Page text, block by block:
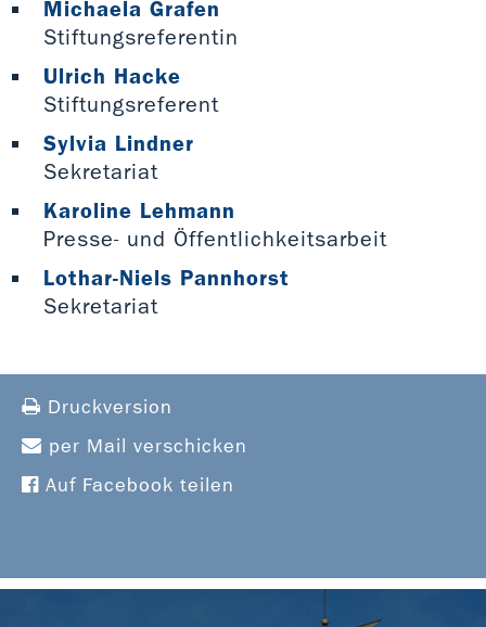
Michaela Grafen
Stiftungsreferentin
Ulrich Hacke
Stiftungsreferent
Sylvia Lindner
Sekretariat
Karoline Lehmann
Presse- und Öffentlichkeitsarbeit
Lothar-Niels Pannhorst
Sekretariat
Druckversion
per Mail verschicken
Auf Facebook teilen